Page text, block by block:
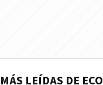
MÁS LEÍDAS DE